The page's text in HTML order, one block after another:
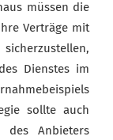
müssen die
Verträge mit
Dienstes im
sollte auch
Anbieters